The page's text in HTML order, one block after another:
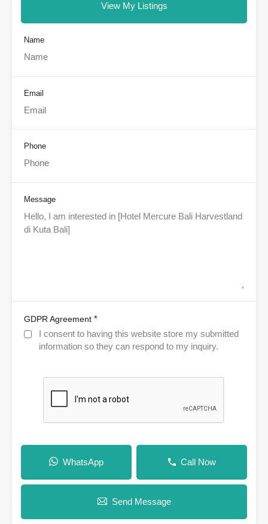
View My Listings
Name
Email
Phone
Message
GDPR Agreement *
I consent to having this website store my submitted
information so they can respond to my inquiry.
WhatsApp Call Now
Send Message